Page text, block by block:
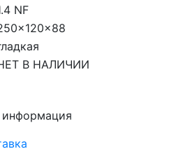
NF
В НАЛИЧИИ
информация